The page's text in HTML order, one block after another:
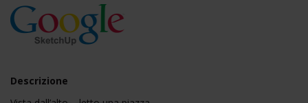
Descrizione